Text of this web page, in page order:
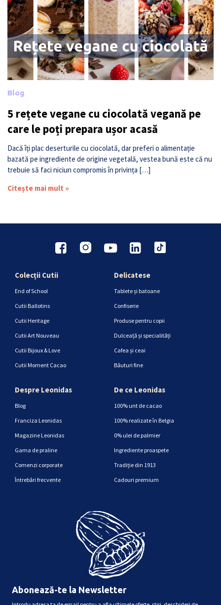
Blog
5 rețete vegane cu ciocolată vegană pe
care le poți prepara ușor acasă
Dacă îți plac deserturile cu ciocolată, dar preferi o alimentație
bazată pe ingrediente de origine vegetală, vestea bună este că nu
trebuie să faci niciun compromis în privința […]
Citește mai mult »
Colecții Cutii
End of School
Cutii Ballotins
Cutii Heritage
Cutii Art Nouveau
Cutii Bijoux & Love
Cutii Moment Cacao
Delicatese
Tablete și batoane
Confiserie
Produse pentru copii
Dulceață și specialități
Cafea și ceai
Băuturi fine
Despre Leonidas
Blog
Franciza Leonidas
Magazine Leonidas
Gama de praline
Comenzi corporate
Întrebări frecvente
De ce Leonidas
100% unt de cacao
100% realizate în Belgia
0% ulei de palmier
Ingrediente proaspete
Tradiție din 1913
Cadouri premium
Abonează-te la Newsletter